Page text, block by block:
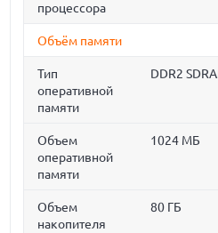
процессора
Объём памяти
Тип
оперативной
памяти
DDR2
Объем
оперативной
памяти
1024 МБ
Объем
накопителя
80 ГБ